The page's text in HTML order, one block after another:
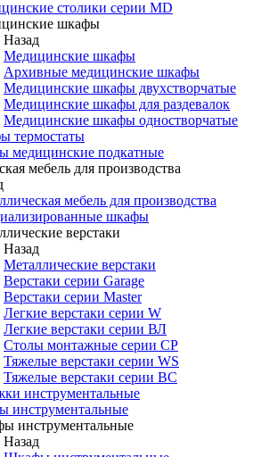
столики серии MD
шкафы
Назад
Медицинские шкафы
Архивные медицинские шкафы
Медицинские шкафы двухстворчатые
Медицинские шкафы для раздевалок
Медицинские шкафы одностворчатые
термостаты
медицинские подкатные
мебель для производства
мебель для производства
шкафы
верстаки
Назад
Металлические верстаки
Верстаки серии Garage
Верстаки серии Master
Легкие верстаки серии W
Легкие верстаки серии ВЛ
Столы монтажные серии СР
Тяжелые верстаки серии WS
Тяжелые верстаки серии ВС
инструментальные
инструментальные
инструментальные
Назад